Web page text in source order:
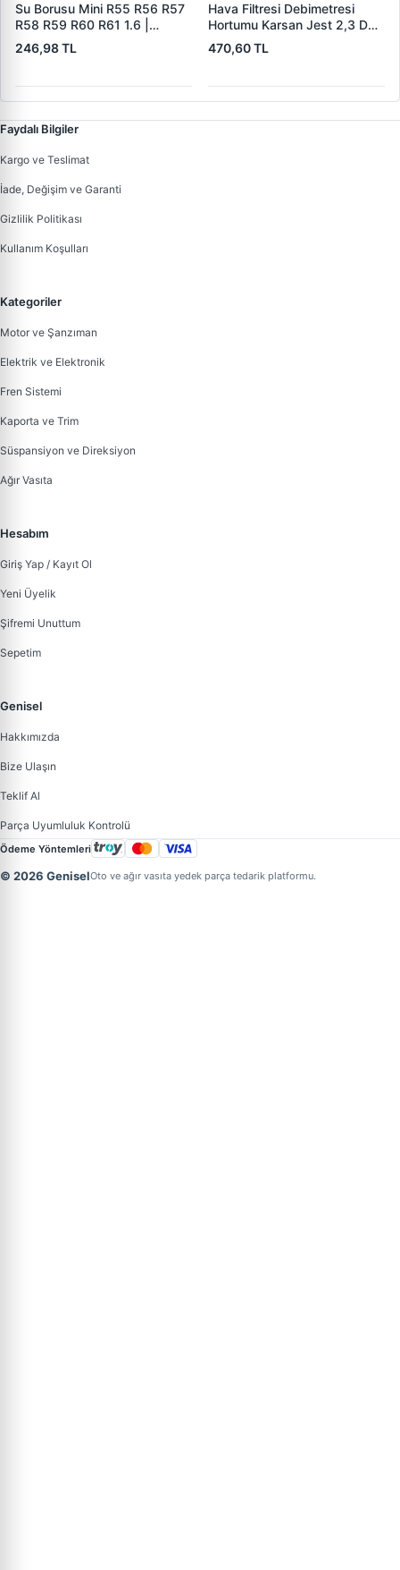
Su Borusu Mini R55 R56 R57
R58 R59 R60 R61 1.6 |
WINTECH 0400408 | OEM
11537589713 11537541845
246,98 TL
Hava Filtresi Debimetresi
Hortumu Karsan Jest 2,3 D
Euro 5 | IBRAS 17750 | OEM
1015049AA
470,60 TL
Faydalı Bilgiler
Kargo ve Teslimat
İade, Değişim ve Garanti
Gizlilik Politikası
Kullanım Koşulları
Kategoriler
Motor ve Şanzıman
Elektrik ve Elektronik
Fren Sistemi
Kaporta ve Trim
Süspansiyon ve Direksiyon
Ağır Vasıta
Hesabım
Giriş Yap / Kayıt Ol
Yeni Üyelik
Şifremi Unuttum
Sepetim
Genisel
Hakkımızda
Bize Ulaşın
Teklif Al
Parça Uyumluluk Kontrolü
Ödeme Yöntemleri
© 2026 GeniselOto ve ağır vasıta yedek parça tedarik platformu.